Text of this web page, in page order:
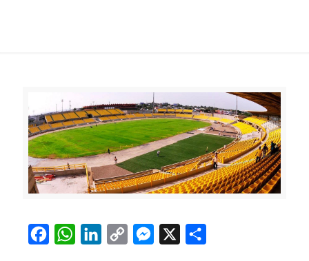
FacebookWhatsAppLinkedIn
Copy
Messenger